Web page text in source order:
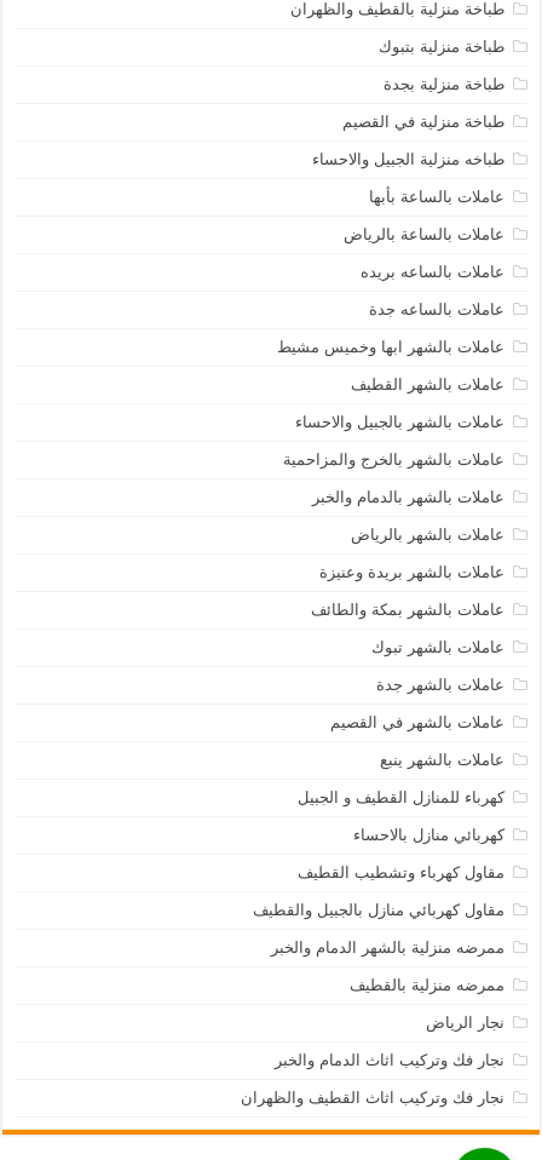
طباخة منزلية بالقطيف والظهران
طباخة منزلية بتبوك
طباخة منزلية بجدة
طباخة منزلية في القصيم
طباخه منزلية الجبيل والاحساء
عاملات بالساعة بأبها
عاملات بالساعة بالرياض
عاملات بالساعه بريده
عاملات بالساعه جدة
عاملات بالشهر ابها وخميس مشيط
عاملات بالشهر القطيف
عاملات بالشهر بالجبيل والاحساء
عاملات بالشهر بالخرج والمزاحمية
عاملات بالشهر بالدمام والخبر
عاملات بالشهر بالرياض
عاملات بالشهر بريدة وعنيزة
عاملات بالشهر بمكة والطائف
عاملات بالشهر تبوك
عاملات بالشهر جدة
عاملات بالشهر في القصيم
عاملات بالشهر ينبع
كهرباء للمنازل القطيف و الجبيل
كهربائي منازل بالاحساء
مقاول كهرباء وتشطيب القطيف
مقاول كهربائي منازل بالجبيل والقطيف
ممرضه منزلية بالشهر الدمام والخبر
ممرضه منزلية بالقطيف
نجار الرياض
نجار فك وتركيب اثاث الدمام والخبر
نجار فك وتركيب اثاث القطيف والظهران